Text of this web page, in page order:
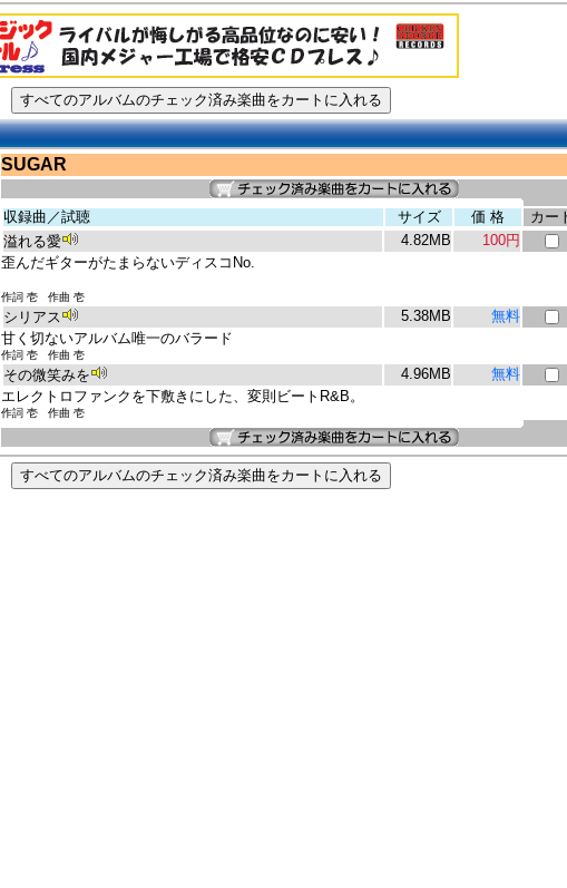
SUGAR
収録曲／試聴 サイズ 価 格
カー
溢れる愛
4.82MB
100円
歪んだギターがたまらないディスコNo.
作詞 壱 作曲 壱
シリアス 5.38MB
無料
甘く切ないアルバム唯一のバラード
作詞 壱 作曲 壱
その微笑みを 4.96MB
無料
エレクトロファンクを下敷きにした、変則ビートR&B。
作詞 壱 作曲 壱